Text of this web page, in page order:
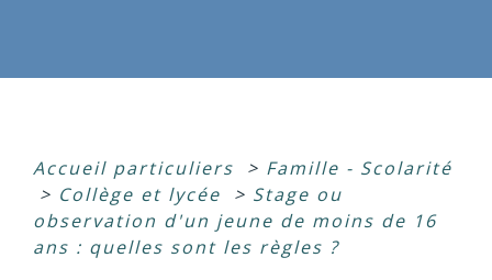
Accueil particuliers > Famille - Scolarité
> Collège et lycée > Stage ou
observation d'un jeune de moins de 16
ans : quelles sont les règles ?